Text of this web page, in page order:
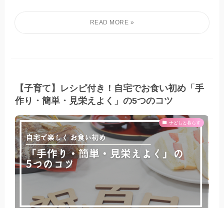
【子育て】レシピ付き！自宅でお食い初め「手
作り・簡単・見栄えよく」の5つのコツ
子どもと暮らす